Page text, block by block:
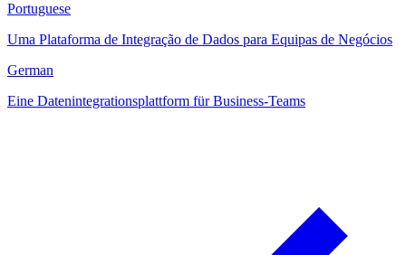
Portuguese
Uma Plataforma de Integração de Dados para Equipas de Negócios
German
Eine Datenintegrationsplattform für Business-Teams